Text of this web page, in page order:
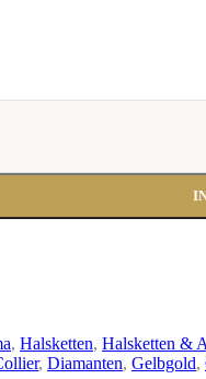
, Halsketten, Halsketten &
, Diamanten, Gelbgold,